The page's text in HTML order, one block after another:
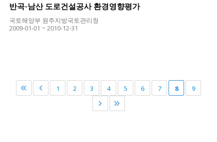
반곡-남산 도로건설공사 환경영향평가
국토해양부 원주지방국토관리청
2009-01-01 ~ 2010-12-31
1 2 3 4 5 6 7 8 9